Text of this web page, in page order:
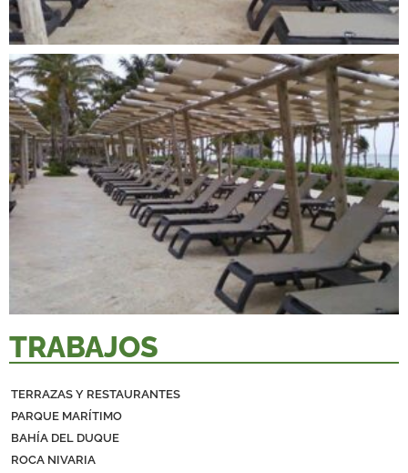
TRABAJOS
TERRAZAS Y RESTAURANTES
PARQUE MARÍTIMO
BAHÍA DEL DUQUE
ROCA NIVARIA